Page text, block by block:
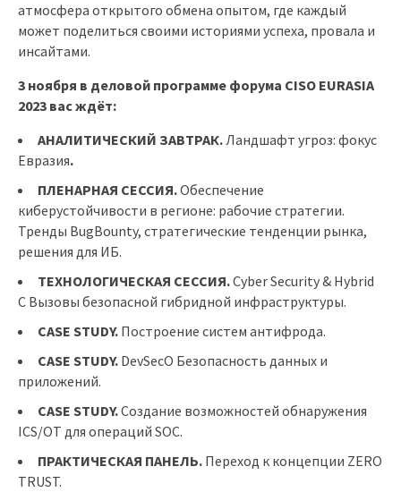
атмосфера открытого обмена опытом, где каждый
может поделиться своими историями успеха, провала и
инсайтами.
3 ноября в деловой программе форума CISO EURASIA
2023 вас ждёт:
АНАЛИТИЧЕСКИЙ ЗАВТРАК.Ландшафт угроз: фокус
Евразия.
ПЛЕНАРНАЯ СЕССИЯ.Обеспечение
киберустойчивости в регионе: рабочие стратегии.
Тренды BugBounty, стратегические тенденции рынка,
решения для ИБ.
ТЕХНОЛОГИЧЕСКАЯ СЕССИЯ.Cyber ​​Security & Hybrid
C Вызовы безопасной гибридной инфраструктуры.
CASE STUDY. Построение систем антифрода.
CASE STUDY. DevSecO Безопасность данных и
приложений.
CASE STUDY.Создание возможностей обнаружения
ICS/OT для операций SOC.
ПРАКТИЧЕСКАЯ ПАНЕЛЬ. Переход к концепции ZERO
TRUST.